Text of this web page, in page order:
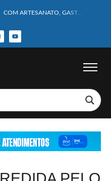
HOMEM CAI DE CACHOEIRA DE 40 METROS AO TENTAR FAZER FOTO
CORPOS DAS SEIS VÍTIMAS DE ACIDENTE COM LANCHA SÃO VELADOS; SAIBA COMO FOI